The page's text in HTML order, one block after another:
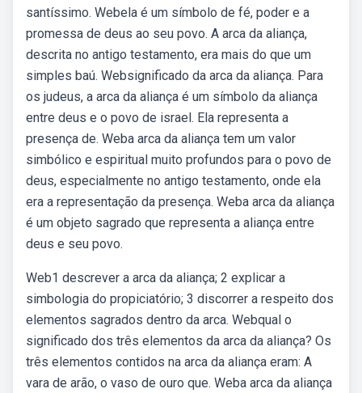
santíssimo. Webela é um símbolo de fé, poder e a
promessa de deus ao seu povo. A arca da aliança,
descrita no antigo testamento, era mais do que um
simples baú. Websignificado da arca da aliança. Para
os judeus, a arca da aliança é um símbolo da aliança
entre deus e o povo de israel. Ela representa a
presença de. Weba arca da aliança tem um valor
simbólico e espiritual muito profundos para o povo de
deus, especialmente no antigo testamento, onde ela
era a representação da presença. Weba arca da aliança
é um objeto sagrado que representa a aliança entre
deus e seu povo.
Web1 descrever a arca da aliança; 2 explicar a
simbologia do propiciatório; 3 discorrer a respeito dos
elementos sagrados dentro da arca. Webqual o
significado dos três elementos da arca da aliança? Os
três elementos contidos na arca da aliança eram: A
vara de arão, o vaso de ouro que. Weba arca da aliança